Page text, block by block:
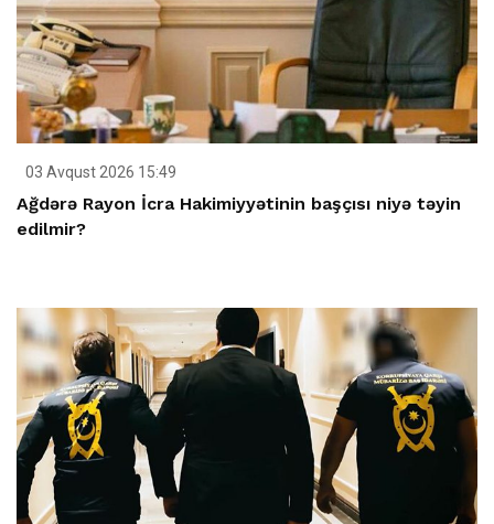
03 Avqust 2026 15:49
Ağdərə Rayon İcra Hakimiyyətinin başçısı niyə təyin
edilmir?